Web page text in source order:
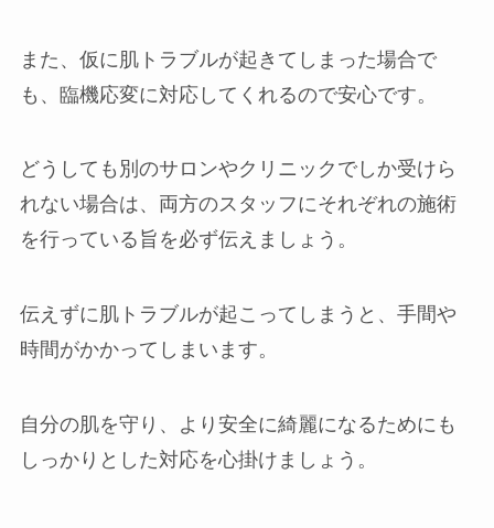
また、仮に肌トラブルが起きてしまった場合で
も、臨機応変に対応してくれるので安心です。
どうしても別のサロンやクリニックでしか受けら
れない場合は、両方のスタッフにそれぞれの施術
を行っている旨を必ず伝えましょう。
伝えずに肌トラブルが起こってしまうと、手間や
時間がかかってしまいます。
自分の肌を守り、より安全に綺麗になるためにも
しっかりとした対応を心掛けましょう。